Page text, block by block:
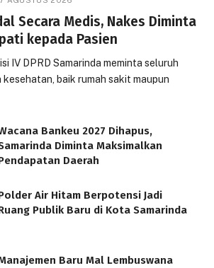
Secara Medis, Nakes Diminta
kepada Pasien
IV DPRD Samarinda meminta seluruh
baik rumah sakit maupun
Bankeu 2027 Dihapus,
Diminta Maksimalkan
Daerah
Air Hitam Berpotensi Jadi
Publik Baru di Kota Samarinda
Baru Mal Lembuswana